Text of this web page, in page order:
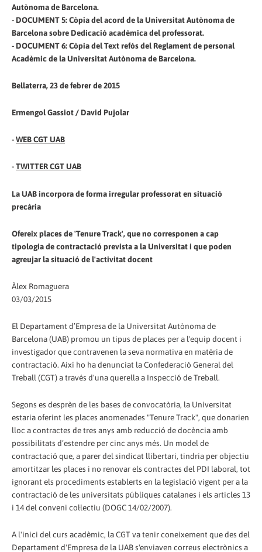
Autònoma de Barcelona.
- DOCUMENT 5: Còpia del acord de la Universitat Autònoma de
Barcelona sobre Dedicació acadèmica del professorat.
- DOCUMENT 6: Còpia del Text refós del Reglament de personal
Acadèmic de la Universitat Autònoma de Barcelona.
Bellaterra, 23 de febrer de 2015
Ermengol Gassiot / David Pujolar
-WEB CGT UAB
-TWITTER CGT UAB
La UAB incorpora de forma irregular professorat en situació
precària
Ofereix places de 'Tenure Track', que no corresponen a cap
tipologia de contractació prevista a la Universitat i que poden
agreujar la situació de l'activitat docent
Àlex Romaguera
03/03/2015
El Departament d’Empresa de la Universitat Autònoma de
Barcelona (UAB) promou un tipus de places per a l'equip docent i
investigador que contravenen la seva normativa en matèria de
contractació. Així ho ha denunciat la Confederació General del
Treball (CGT) a través d'una querella a Inspecció de Treball.
Segons es desprèn de les bases de convocatòria, la Universitat
estaria oferint les places anomenades "Tenure Track", que donarien
lloc a contractes de tres anys amb reducció de docència amb
possibilitats d’estendre per cinc anys més. Un model de
contractació que, a parer del sindicat llibertari, tindria per objectiu
amortitzar les places i no renovar els contractes del PDI laboral, tot
ignorant els procediments establerts en la legislació vigent per a la
contractació de les universitats públiques catalanes i els articles 13
i 14 del conveni col·lectiu (DOGC 14/02/2007).
A l'inici del curs acadèmic, la CGT va tenir coneixement que des del
Departament d'Empresa de la UAB s'enviaven correus electrònics a